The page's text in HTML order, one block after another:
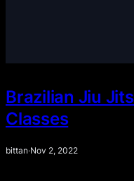
Brazilian Jiu
Classes
bittan·Nov 2, 2022